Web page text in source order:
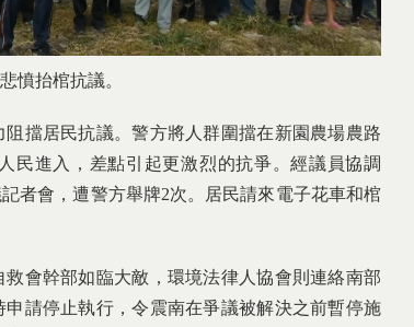
憤抬棺抗議。
擋居民抗議。警方將人群圍擋在新園農場農路
民進入，差點引起更激烈的抗爭。經議員協調
者會，遭警方舉牌2次。居民請來電子花車和棺
會幹部如臨大敵，環境法律人協會則連絡南部
請停止執行，令震南在爭議被解決之前暫停施